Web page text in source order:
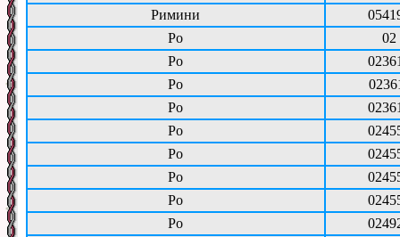
Римини
Ро
02
Ро
Ро
Ро
Ро
Ро
Ро
Ро
Ро